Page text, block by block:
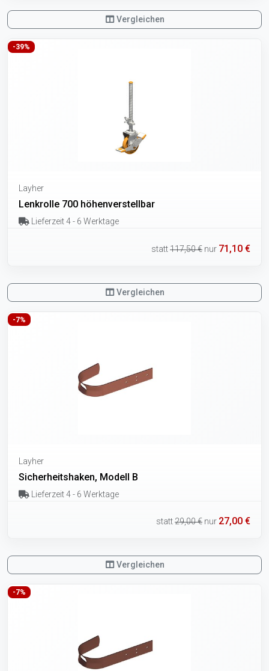
Vergleichen
-39%
Layher
Lenkrolle 700 höhenverstellbar
Lieferzeit 4 - 6 Werktage
statt117,50 € nur 71,10 €
Vergleichen
-7%
Layher
Sicherheitshaken, Modell B
Lieferzeit 4 - 6 Werktage
statt29,00 € nur 27,00 €
Vergleichen
-7%